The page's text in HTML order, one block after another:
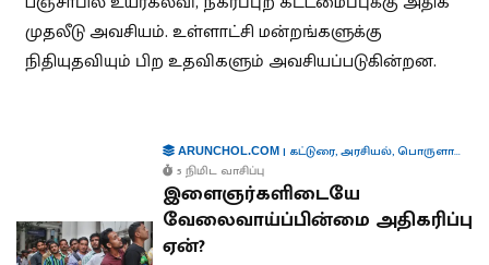
முதலீடு அவசியம். உள்ளாட்சி மன்றங்களுக்கு
நிதியுதவியும் பிற உதவிகளும் அவசியப்படுகின்றன.
ARUNCHOL.COM| கட்டுரை,அரசியல்,பொருளாதாரம்
5 நிமிட வாசிப்பு
இளைஞர்களிடையே
வேலைவாய்ப்பின்மை அதிகரிப்பு
ஏன்?